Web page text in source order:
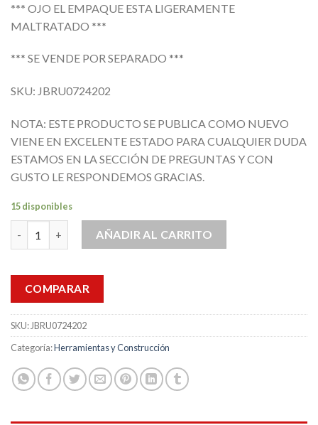
*** OJO EL EMPAQUE ESTA LIGERAMENTE
MALTRATADO ***
*** SE VENDE POR SEPARADO ***
SKU: JBRU0724202
NOTA: ESTE PRODUCTO SE PUBLICA COMO NUEVO
VIENE EN EXCELENTE ESTADO PARA CUALQUIER DUDA
ESTAMOS EN LA SECCIÓN DE PREGUNTAS Y CON
GUSTO LE RESPONDEMOS GRACIAS.
15 disponibles
Heramienta Bloque Terminales Bulletin 1492 12-2 Awg Wpe 35
AÑADIR AL CARRITO
COMPARAR
SKU: JBRU0724202
Categoría:Herramientas y Construcción